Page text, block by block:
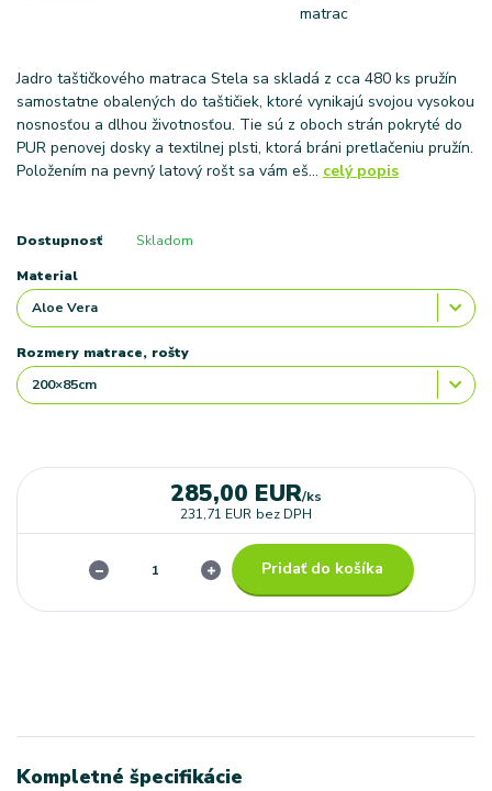
Jadro taštičkového matraca Stela sa skladá z cca 480 ks pružín
samostatne obalených do taštičiek, ktoré vynikajú svojou vysokou
nosnosťou a dlhou životnosťou. Tie sú z oboch strán pokryté do
PUR penovej dosky a textilnej plsti, ktorá bráni pretlačeniu pružín.
Položením na pevný latový rošt sa vám eš... celý popis
Dostupnosť Skladom
Material
Rozmery matrace, rošty
285,00 EUR/ks
231,71 EUR bez DPH
Pridať do košíka
Kompletné špecifikácie